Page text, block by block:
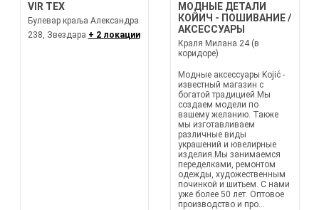
VIR TEX
Булевар краља Александра
238, Звездара + 2 локации
МОДНЫЕ ДЕТАЛИ
КОЙИЧ - ПОШИВАНИЕ /
АКСЕССУАРЫ
Краля Милана 24 (в
коридоре)
Модные аксессуары Kojić -
известный магазин с
богатой традицией.Мы
создаем модели по
вашему желанию. Также
мы изготавливаем
различные виды
украшений и ювелирные
изделия.Мы занимаемся
переделками, ремонтом
одежды, художественным
починкой и шитьем. С нами
уже более 50 лет. Оптовое
производство и про...